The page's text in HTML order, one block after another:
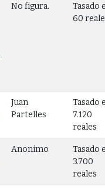
No figura.
Tasado
60
Juan
Partelles
Tasado
7.120
reales
Anonimo
Tasado
3.700
reales